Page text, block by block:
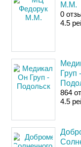
М.М.
0
4.5
Груп -
864
4.5